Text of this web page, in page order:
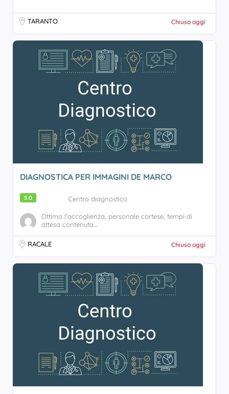
TARANTO Chiuso oggi
DIAGNOSTICA PER IMMAGINI DE MARCO
5.0 Centro diagnostico
Ottima l'accoglienza, personale cortese, tempi di
attesa contenuta....
RACALE Chiuso oggi